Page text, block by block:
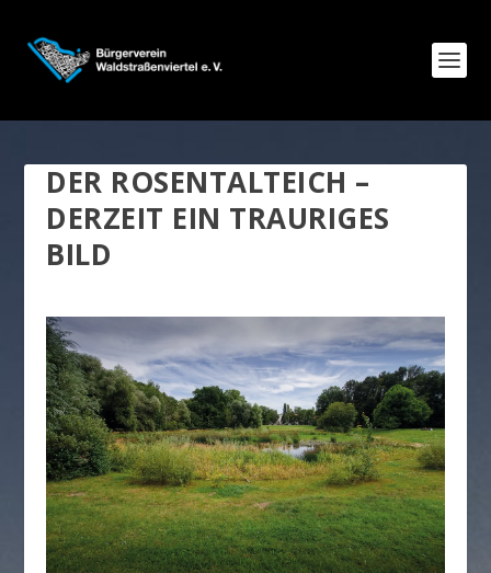
DER ROSENTALTEICH –
DERZEIT EIN TRAURIGES
BILD